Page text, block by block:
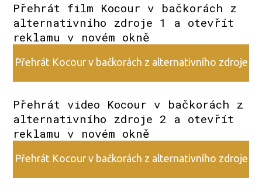
Přehrát film Kocour v bačkorách z
alternativního zdroje 1 a otevřít
reklamu v novém okně
Přehrát Kocour v bačkorách z alternativního zdroje
Přehrát video Kocour v bačkorách z
alternativního zdroje 2 a otevřít
reklamu v novém okně
Přehrát Kocour v bačkorách z alternativního zdroje